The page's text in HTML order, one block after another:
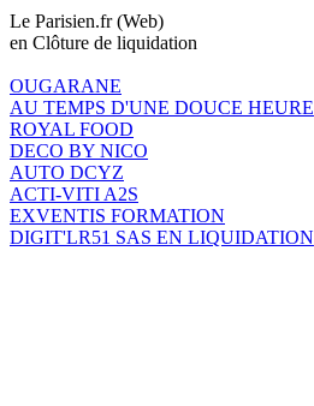
Le Parisien.fr (Web)
en Clôture de liquidation
OUGARANE
AU TEMPS D'UNE DOUCE HEURE
ROYAL FOOD
DECO BY NICO
AUTO DCYZ
ACTI-VITI A2S
EXVENTIS FORMATION
DIGIT'LR51 SAS EN LIQUIDATION